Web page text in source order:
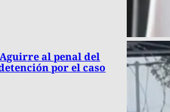
al penal del
por el caso